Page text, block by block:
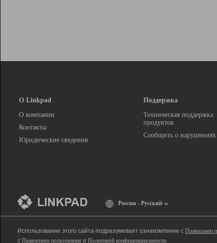
О Linkpad
О компании
Контакты
Юридические сведения
Поддержка
Техническая поддержка
продуктов
Сообщить о нарушениях
Россия - Русский
Использование этого сайта подразумевает ознакомление с Правилами
с Правилами пользования и Политикой конфиденциальности.